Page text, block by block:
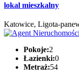
lokal mieszkalny
Katowice, Ligota-
Pokoje:2
Łazienki:0
Metraż:54